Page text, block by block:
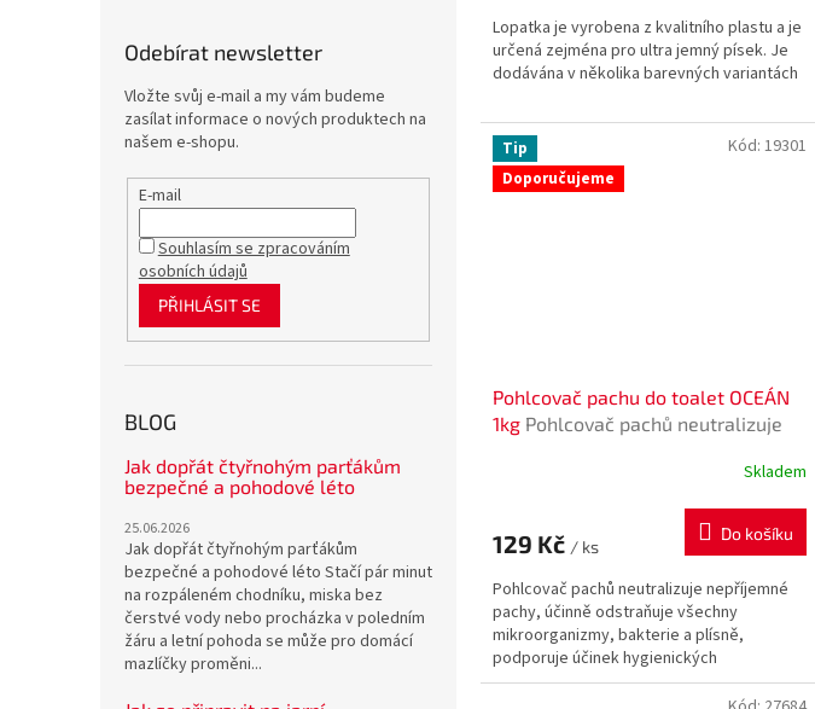
Odebírat newsletter
Vložte svůj e-mail a my vám budeme
zasílat informace o nových produktech na
našem e-shopu.
E-mail
Souhlasím se zpracováním
osobních údajů
PŘIHLÁSIT SE
BLOG
Jak dopřát čtyřnohým parťákům
bezpečné a pohodové léto
25.06.2026
Jak dopřát čtyřnohým parťákům
bezpečné a pohodové léto Stačí pár minut
na rozpáleném chodníku, miska bez
čerstvé vody nebo procházka v poledním
žáru a letní pohoda se může pro domácí
mazlíčky proměni...
Lopatka je vyrobena z kvalitního plastu a je
určená zejména pro ultra jemný písek. Je
dodávána v několika barevných variantách
Tip
Doporučujeme
Pohlcovač pachu do toalet OCEÁN
1kg Pohlcovač pachů neutralizuje
Skladem
129 Kč / ks
Do košíku
Pohlcovač pachů neutralizuje nepříjemné
pachy, účinně odstraňuje všechny
mikroorganizmy, bakterie a plísně,
podporuje účinek hygienických
podestýlek: zvyšuje jejich účinek,...
Kód: 19301